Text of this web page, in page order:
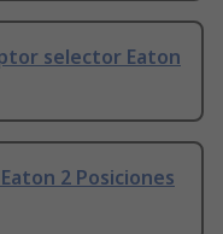
selector Eaton
2 Posiciones